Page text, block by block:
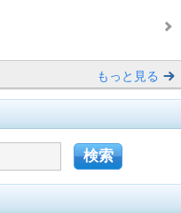
もっと見る